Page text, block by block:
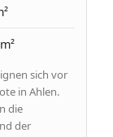
sich vor
in Ahlen.
die
der